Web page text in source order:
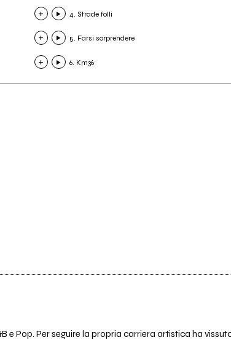
4. Strade folli
5. Farsi sorprendere
6. Km36
e Pop. Per seguire la propria carriera artistica ha